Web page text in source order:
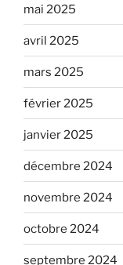
mai 2025
avril 2025
mars 2025
février 2025
janvier 2025
décembre 2024
novembre 2024
octobre 2024
septembre 2024